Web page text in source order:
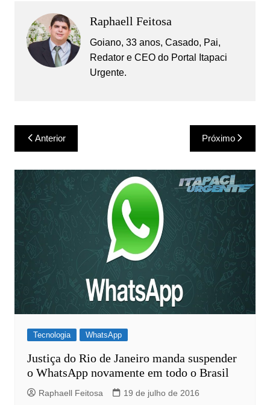
Raphaell Feitosa
Goiano, 33 anos, Casado, Pai,
Redator e CEO do Portal Itapaci
Urgente.
Navegação
de
Post
Anterior Próximo
Tecnologia WhatsApp
Justiça do Rio de Janeiro manda suspender
o WhatsApp novamente em todo o Brasil
Raphaell Feitosa 19 de julho de 2016